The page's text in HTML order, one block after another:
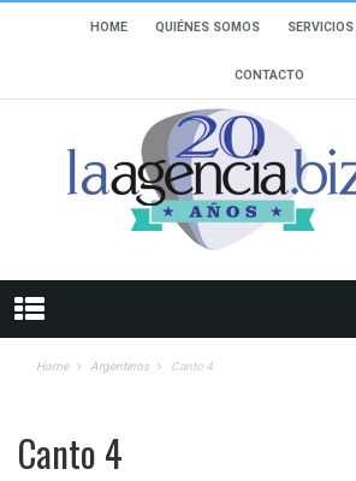
HOME QUIÉNES SOMOS SERVICIOS
CONTACTO
Home Argentinos Canto 4
Canto 4